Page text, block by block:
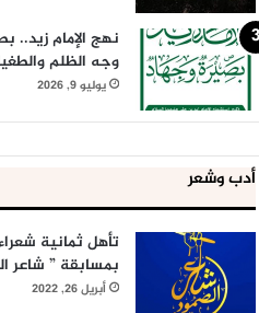
نهج الإمام زيد..
وجه الظلم
يوليو 9, 2026
أدب وشعر
تأهل ثمانية
بمسابقة ” شاعر
أبريل 26, 2022